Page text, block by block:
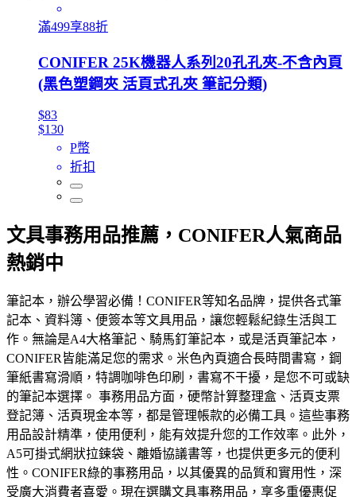
滿499享88折
CONIFER 25K機器人系列20孔孔夾-不含內頁
(黑色塑鋼夾 活頁式孔夾 筆記分類)
$83
$130
P幣
折扣
文具事務用品推薦，CONIFER人氣商品
熱銷中
筆記本，辦公學習必備！CONIFER等知名品牌，提供各式筆
記本、資料簿、便簽本等文具用品，讓您輕鬆紀錄生活與工
作。無論是A4大格筆記、騎馬釘筆記本，或是活頁筆記本，
CONIFER皆能滿足您的需求。米色內頁適合長時間書寫，鋼
筆紙書寫滑順，特調咖啡色印刷，書寫不干擾，是您不可或缺
的筆記本選擇。 事務用品方面，硬幣計算整理盒、活頁支票
登記簿、活頁現金本等，都是管理帳款的必備工具。這些事務
用品設計精準，使用便利，能有效提升您的工作效率。此外，
A5可掛式網狀拉鍊袋、離婚協議書等，也提供更多元的便利
性。CONIFER綠的事務用品，以其優異的品質和實用性，深
受廣大消費者喜愛。現在選購文具事務用品，享多重優惠促